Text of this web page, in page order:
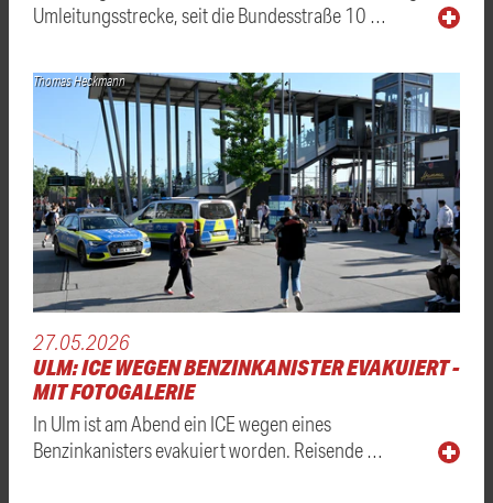
Umleitungsstrecke, seit die Bundesstraße 10 …
Thomas Heckmann
27.05.2026
ULM: ICE WEGEN BENZINKANISTER EVAKUIERT -
MIT FOTOGALERIE
In Ulm ist am Abend ein ICE wegen eines
Benzinkanisters evakuiert worden. Reisende …